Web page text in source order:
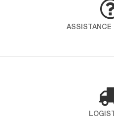
démarche globale pour
sécurité et
opérations. EnASSISTANCE